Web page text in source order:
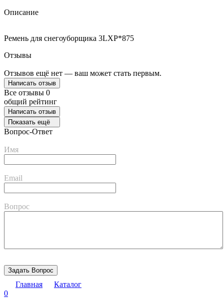
Описание
Ремень для снегоуборщика 3LXP*875
Отзывы
Отзывов ещё нет — ваш может стать первым.
Написать отзыв
Все отзывы 0
общий рейтинг
Написать отзыв
Показать ещё
Вопрос-Ответ
Имя
Email
Вопрос
Главная
Каталог
0